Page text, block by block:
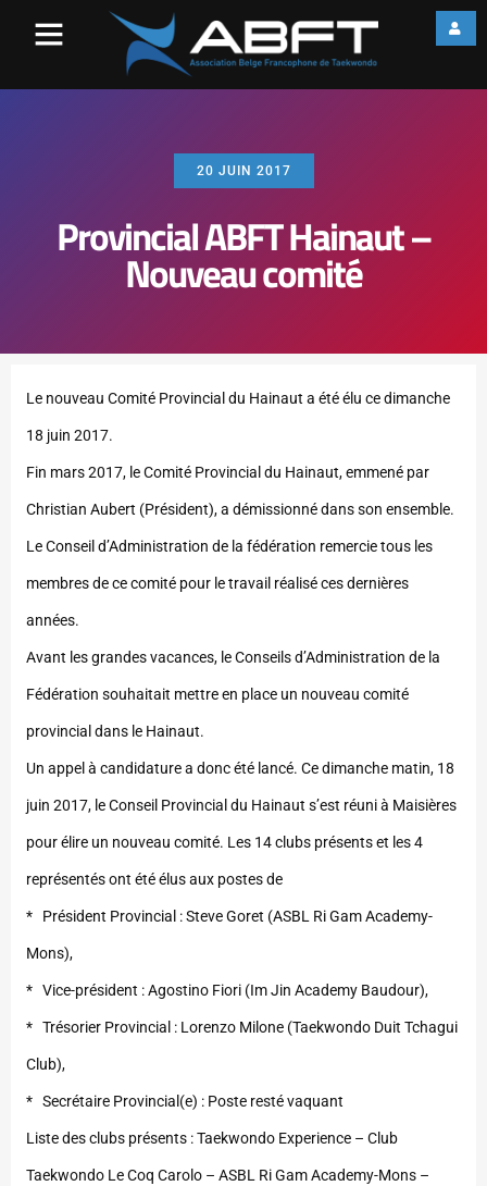
20 JUIN 2017
Provincial ABFT Hainaut –
Nouveau comité
Le nouveau Comité Provincial du Hainaut a été élu ce dimanche
18 juin 2017.
Fin mars 2017, le Comité Provincial du Hainaut, emmené par
Christian Aubert (Président), a démissionné dans son ensemble.
Le Conseil d’Administration de la fédération remercie tous les
membres de ce comité pour le travail réalisé ces dernières
années.
Avant les grandes vacances, le Conseils d’Administration de la
Fédération souhaitait mettre en place un nouveau comité
provincial dans le Hainaut.
Un appel à candidature a donc été lancé. Ce dimanche matin, 18
juin 2017, le Conseil Provincial du Hainaut s’est réuni à Maisières
pour élire un nouveau comité. Les 14 clubs présents et les 4
représentés ont été élus aux postes de
* Président Provincial : Steve Goret (ASBL Ri Gam Academy-
Mons),
* Vice-président : Agostino Fiori (Im Jin Academy Baudour),
* Trésorier Provincial : Lorenzo Milone (Taekwondo Duit Tchagui
Club),
* Secrétaire Provincial(e) : Poste resté vaquant
Liste des clubs présents : Taekwondo Experience – Club
Taekwondo Le Coq Carolo – ASBL Ri Gam Academy-Mons –